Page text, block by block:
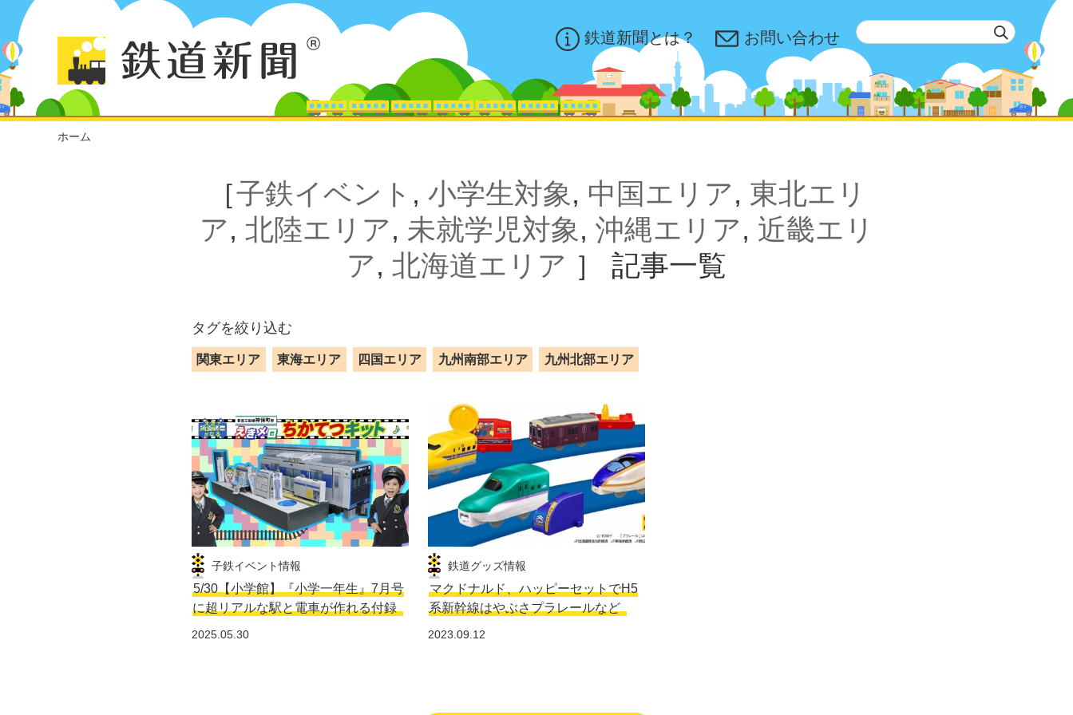
鉄道新聞とは？ お問い合わせ
ホーム
［子鉄イベント , 小学生対象, 中国エリア, 東北エリ
ア, 北陸エリア, 未就学児対象, 沖縄エリア, 近畿エリ
ア, 北海道エリア ］ 記事一覧
タグを絞り込む
関東エリア 東海エリア 四国エリア 九州南部エリア 九州北部エリア
子鉄イベント情報
5/30【小学館】『小学一年生』7月号
に超リアルな駅と電車が作れる付録
2025.05.30
鉄道グッズ情報
マクドナルド、ハッピーセットでH5
系新幹線はやぶさプラレールなど
2023.09.12